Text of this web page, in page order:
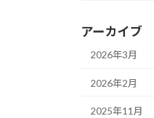
アーカイブ
2026年3月
2026年2月
2025年11月